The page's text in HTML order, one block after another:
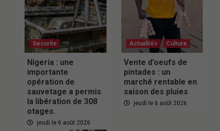
Securite
Nigeria : une
importante
opération de
sauvetage a permis
la libération de 308
otages.
jeudi le 6 août 2026
Actualités Culture
Vente d’oeufs de
pintades : un
marché rentable en
saison des pluies
jeudi le 6 août 2026